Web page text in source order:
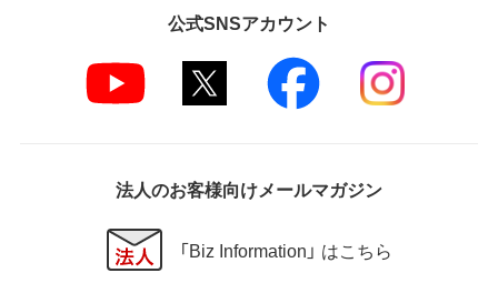
公式SNSアカウント
法人のお客様向けメールマガジン
「Biz Information」 はこちら